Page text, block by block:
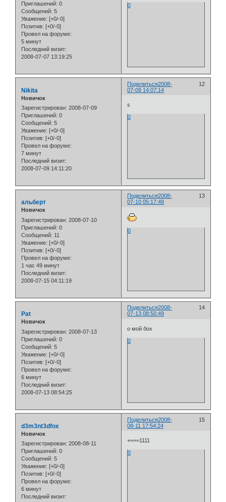
Приглашений: 0
Сообщений: 5
Уважение: [+0/-0]
Позитив: [+0/-0]
Провел на форуме:
5 минут
Последний визит:
2008-07-07 13:19:25
0
Поделиться 12
2008-
07-09 14:07:14
Nikita
Новичок
Зарегистрирован: 2008-07-09
Приглашений: 0
Сообщений: 5
Уважение: [+0/-0]
Позитив: [+0/-0]
Провел на форуме:
7 минут
Последний визит:
2008-07-09 14:11:20
s
0
Поделиться 13
2008-
07-10 05:17:49
альберт
Новичок
Зарегистрирован: 2008-07-10
Приглашений: 0
Сообщений: 11
Уважение: [+0/-0]
Позитив: [+0/-0]
Провел на форуме:
1 час 49 минут
Последний визит:
2008-07-15 04:11:19
0
Поделиться 14
2008-
07-13 08:50:49
Pat
Новичок
Зарегистрирован: 2008-07-13
Приглашений: 0
Сообщений: 5
Уважение: [+0/-0]
Позитив: [+0/-0]
Провел на форуме:
6 минут
Последний визит:
2008-07-13 08:54:25
о мой бох
0
Поделиться 15
2008-
08-11 17:54:24
d3m3nt3dfox
Новичок
Зарегистрирован: 2008-08-11
Приглашений: 0
Сообщений: 5
Уважение: [+0/-0]
Позитив: [+0/-0]
Провел на форуме:
6 минут
Последний визит:
+===1111
0